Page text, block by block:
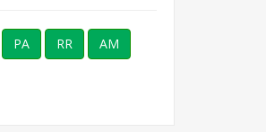
PA RR AM